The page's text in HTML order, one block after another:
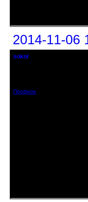
2014-11-06
sokol
Профиль